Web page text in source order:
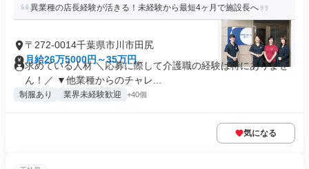
異業種の店長経験が活きる！未経験から最短4ヶ月で施設長へ
〒272-0014千葉県市川市田尻
月給26万5000円～35万円
求めている人材 ＼応募に際して介護職の経験は特にありませ
ん！／ ▼他業種からのチャレ...
制服あり 業界未経験歓迎 +40個
気になる